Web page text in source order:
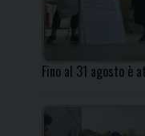
Fino al 31 agosto è